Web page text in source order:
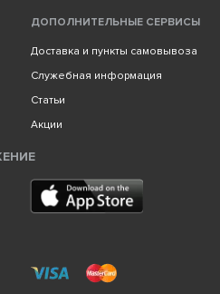
ДОПОЛНИТЕЛЬНЫЕ СЕРВИСЫ
Доставка и пункты самовывоза
Служебная информация
Статьи
Акции